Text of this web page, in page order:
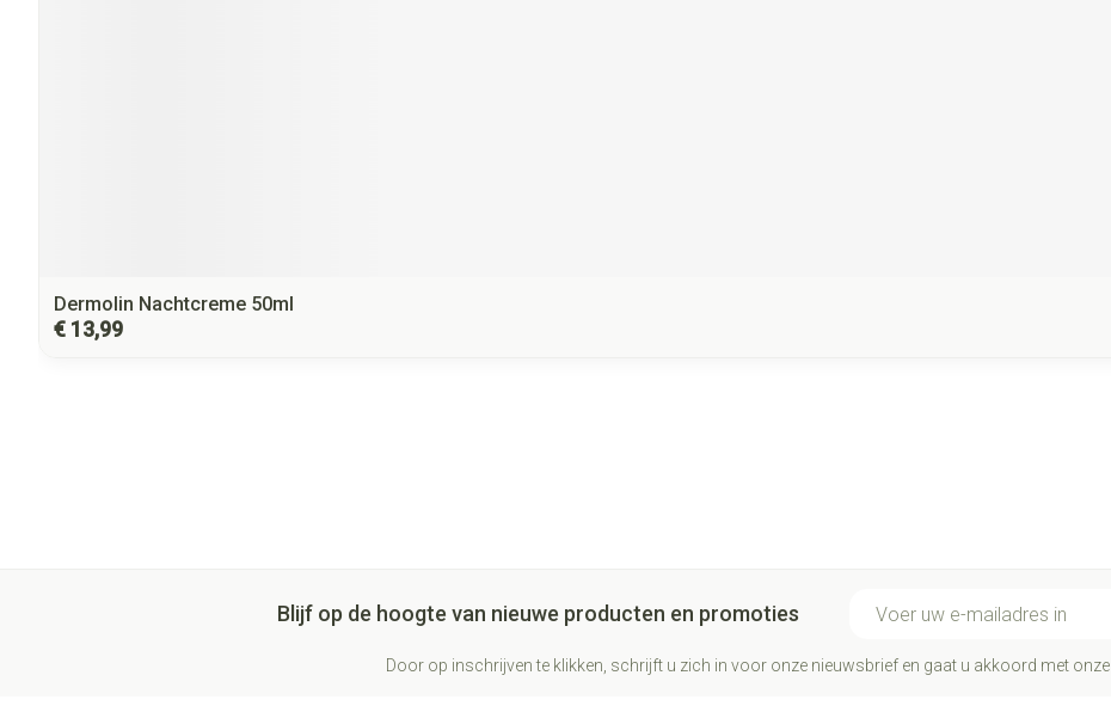
Dermolin Nachtcreme 50ml
€ 13,99
Blijf op de hoogte van nieuwe producten en promoties
Door op inschrijven te klikken, schrijft u zich in voor onze nieuwsbrief en gaat u akkoord met onze